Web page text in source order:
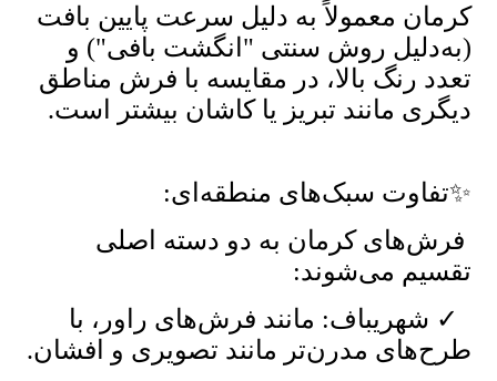
کرمان معمولاً به دلیل سرعت پایین بافت
(به‌دلیل روش سنتی "انگشت بافی") و
تعدد رنگ بالا، در مقایسه با فرش مناطق
دیگری مانند تبریز یا کاشان بیشتر است.
✨تفاوت سبک‌های منطقه‌ای:
فرش‌های کرمان به دو دسته اصلی
تقسیم می‌شوند:
✓ شهریباف: مانند فرش‌های راور، با
طرح‌های مدرن‌تر مانند تصویری و افشان.